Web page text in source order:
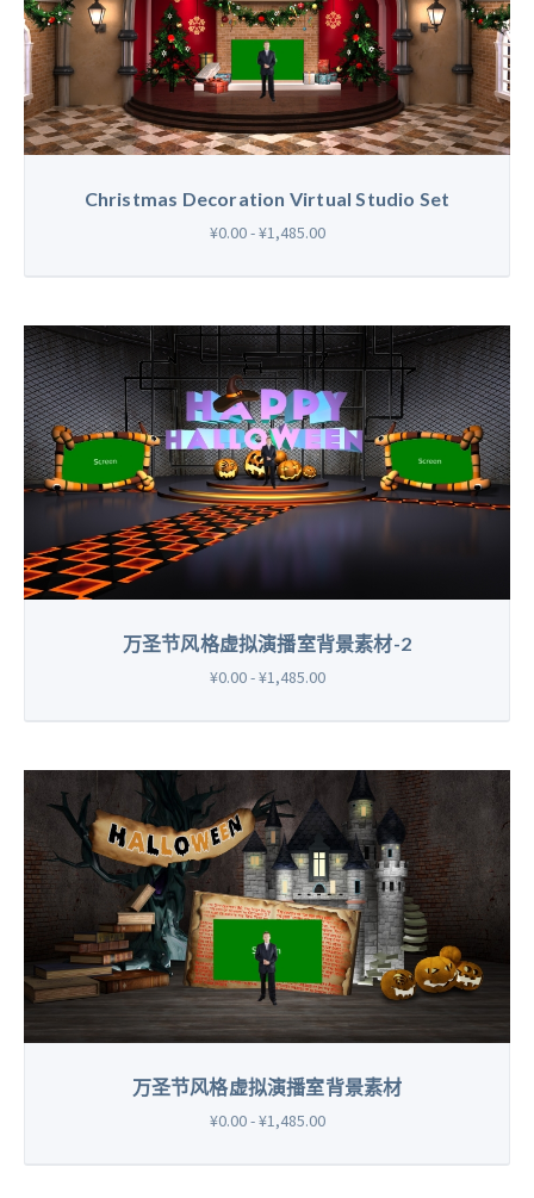
Christmas Decoration Virtual Studio Set
¥0.00 - ¥1,485.00
万圣节风格虚拟演播室背景素材-2
¥0.00 - ¥1,485.00
万圣节风格虚拟演播室背景素材
¥0.00 - ¥1,485.00